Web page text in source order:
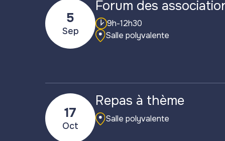
5
Sep
Forum des
9h-12h30
Salle polyvalente
17
Oct
Repas à thème
Salle polyvalente